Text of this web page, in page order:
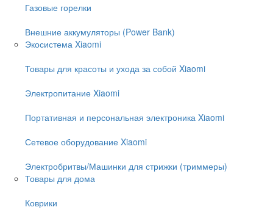
Газовые горелки
Внешние аккумуляторы (Power Bank)
Экосистема Xiaomi
Товары для красоты и ухода за собой Xiaomi
Электропитание Xiaomi
Портативная и персональная электроника Xiaomi
Сетевое оборудование Xiaomi
Электробритвы/Машинки для стрижки (триммеры)
Товары для дома
Коврики